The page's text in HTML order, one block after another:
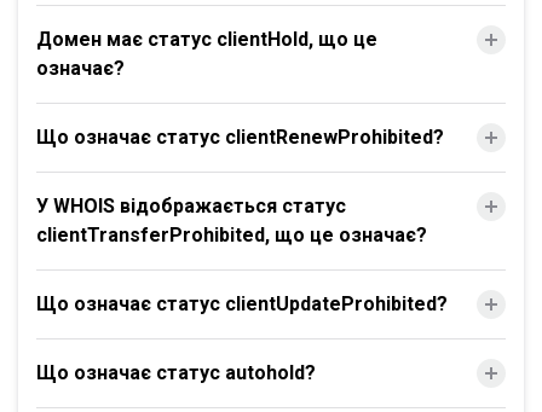
Домен має статус clientHold, що це
означає?
Що означає статус clientRenewProhibited?
У WHOIS відображається статус
clientTransferProhibited, що це означає?
Що означає статус clientUpdateProhibited?
Що означає статус autohold?